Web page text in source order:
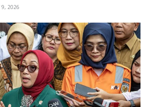
9, 2026